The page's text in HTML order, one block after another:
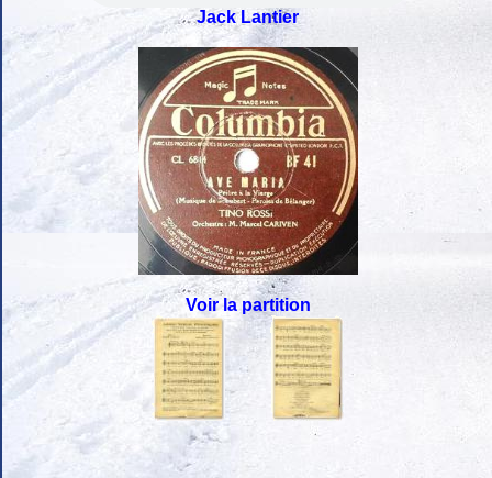
Jack Lantier
Voir la partition